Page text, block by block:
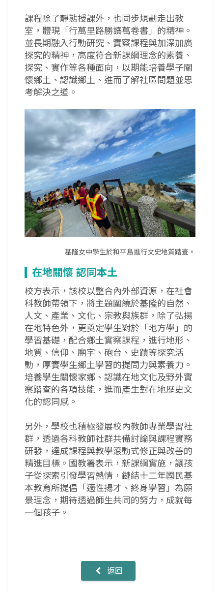
課程除了靜態授課外，也同步規劃走出教
室，體現「行萬里路勝讀萬卷書」的精神。
並長期融入行動研究、實察課程與加深加廣
探究的精神，高度符合新課綱理念的素養、
探究、實作等各種面向，以期能培養學子關
懷鄉土、認識鄉土、進而了解社區問題並思
考解決之道。
基隆女中學生於和平島進行文史地質踏查。
在地關懷 認同本土
校方表示，該校以整合內外部資源，在社會
科教師帶領下，將主題圍繞於基隆的自然、
人文、產業、文化、宗教與族群，除了弘揚
在地特色外，更奠定學生對於「地方學」的
學習基礎，配合鄉土實察課程，進行地形、
地質、信仰、廟宇、砲台、史蹟等探究活
動，厚實學生鄉土學習的提問力與素養力。
培養學生關懷家鄉、認識在地文化及野外實
察踏查的各項技能，進而產生對在地歷史文
化的認同感。
另外，學校也積極發展校內教師專業學習社
群，透過各科教師社群共備討論與課程實務
研發，達成課程與教學滾動式修正與改善的
精進目標。國教署表示，新課綱實施，讓孩
子從探索引發學習熱情，鏈結十二年國民基
本教育所提倡「適性揚才、終身學習」為願
景理念，期待透過師生共同的努力，成就每
一個孩子。
返回